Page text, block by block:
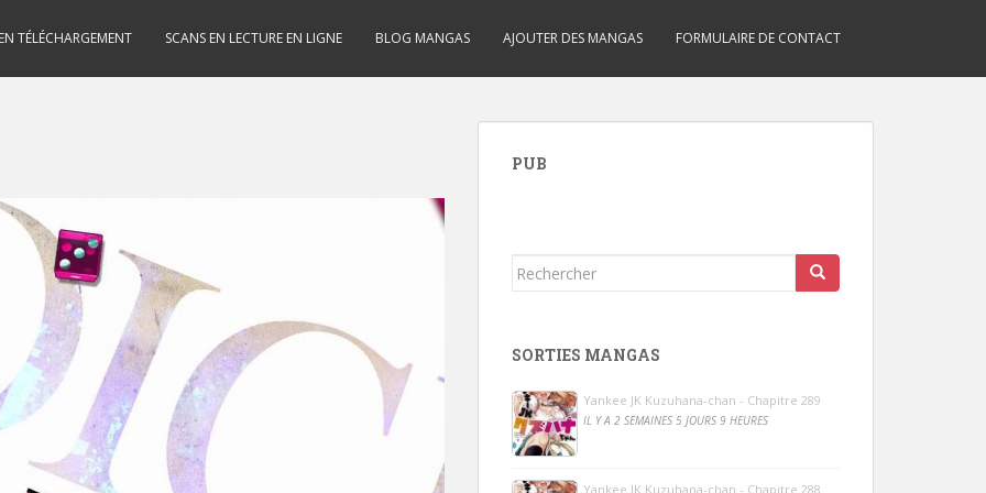
TÉLÉCHARGEMENT SCANS EN LECTURE EN LIGNE BLOG MANGAS AJOUTER DES MANGAS FORMULAIRE DE CONTACT
PUB
Rechercher...
SORTIES MANGAS
Yankee JK Kuzuhana-chan - Chapitre 289
IL Y A 2 SEMAINES 5 JOURS 9 HEURES
Yankee JK Kuzuhana-chan - Chapitre 288